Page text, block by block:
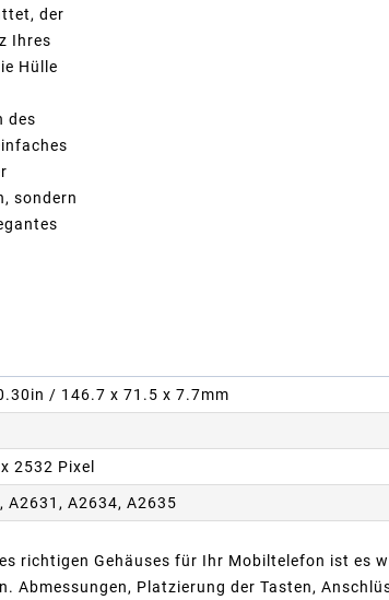
der
Ihres
Hülle
des
sondern
/ 146.7 x 71.5 x 7.7mm
2532 Pixel
A2631, A2634, A2635
richtigen Gehäuses für Ihr Mobiltelefon ist es
Abmessungen, Platzierung der Tasten,